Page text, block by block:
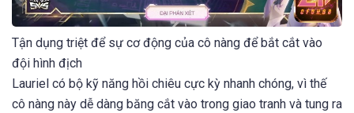
Tận dụng triệt để sự cơ động của cô nàng để bắt cắt vào
đội hình địch
Lauriel có bộ kỹ năng hồi chiêu cực kỳ nhanh chóng, vì thế
cô nàng này dễ dàng băng cắt vào trong giao tranh và tung ra